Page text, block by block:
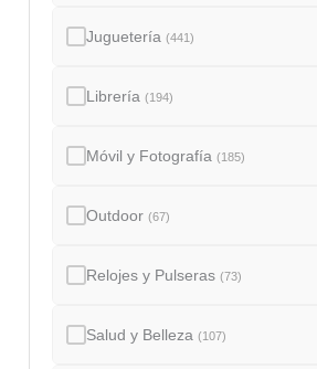
Juguetería(441)
Librería(194)
Móvil y Fotografía(185)
Outdoor(67)
Relojes y Pulseras(73)
Salud y Belleza(107)